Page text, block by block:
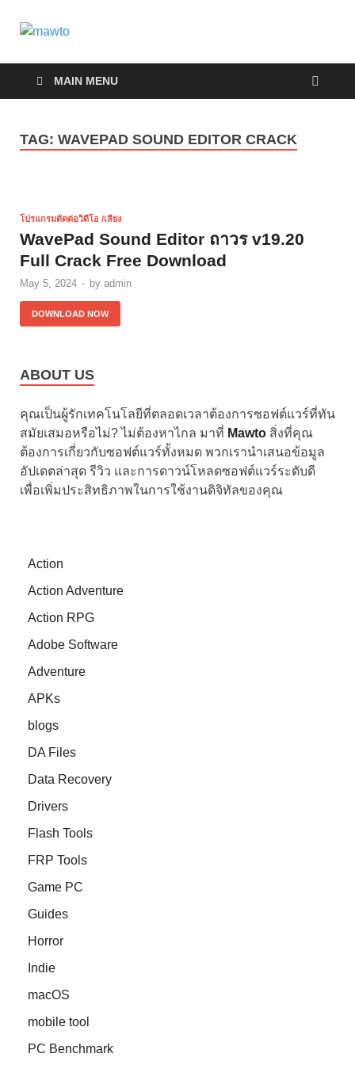
MAWTO
ลิงค์
MAIN MENU
TAG: WAVEPAD SOUND EDITOR CRACK
โปรแกรมตัดต่อวิดีโอ /เสียง
WavePad Sound Editor ถาวร v19.20
Full Crack Free Download
May 5, 2024 - by admin
DOWNLOAD NOW
ABOUT US
คุณเป็นผู้รักเทคโนโลยีที่ตลอดเวลาต้องการซอฟต์แวร์ที่ทัน
สมัยเสมอหรือไม่? ไม่ต้องหาไกล มาที่ Mawto สิ่งที่คุณ
ต้องการเกี่ยวกับซอฟต์แวร์ทั้งหมด พวกเรานำเสนอข้อมูล
อัปเดตล่าสุด รีวิว และการดาวน์โหลดซอฟต์แวร์ระดับดี
เพื่อเพิ่มประสิทธิภาพในการใช้งานดิจิทัลของคุณ
Action
Action Adventure
Action RPG
Adobe Software
Adventure
APKs
blogs
DA Files
Data Recovery
Drivers
Flash Tools
FRP Tools
Game PC
Guides
Horror
Indie
macOS
mobile tool
PC Benchmark